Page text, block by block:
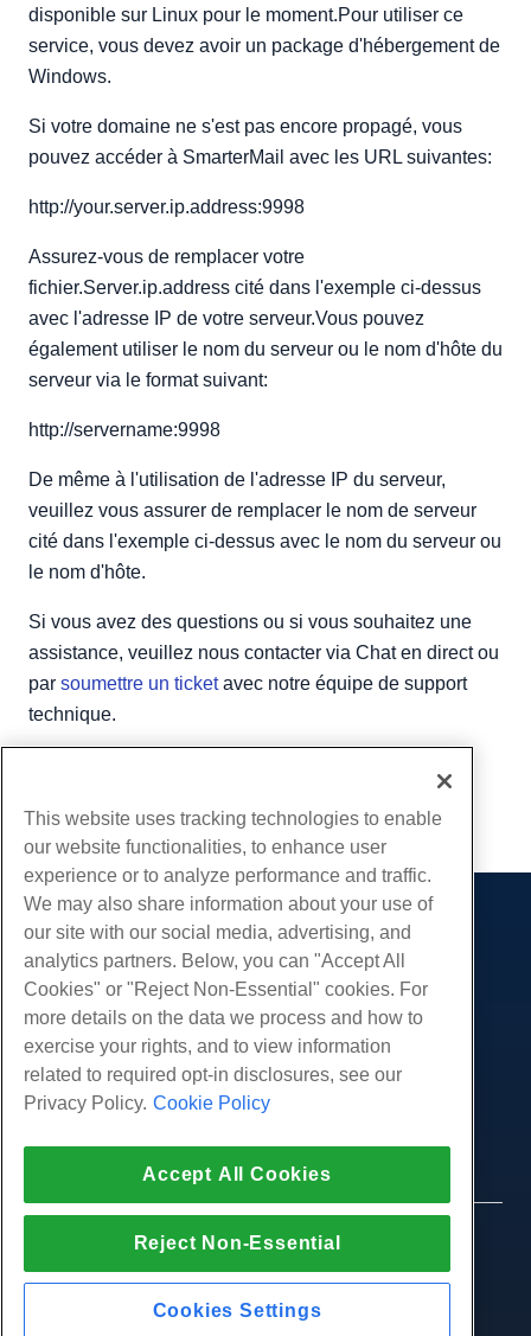
disponible sur Linux pour le moment.Pour utiliser ce
service, vous devez avoir un package d'hébergement de
Windows.
Si votre domaine ne s'est pas encore propagé, vous
pouvez accéder à SmarterMail avec les URL suivantes:
http://your.server.ip.address:9998
Assurez-vous de remplacer votre
fichier.Server.ip.address cité dans l'exemple ci-dessus
avec l'adresse IP de votre serveur.Vous pouvez
également utiliser le nom du serveur ou le nom d'hôte du
serveur via le format suivant:
http://servername:9998
De même à l'utilisation de l'adresse IP du serveur,
veuillez vous assurer de remplacer le nom de serveur
cité dans l'exemple ci-dessus avec le nom du serveur ou
le nom d'hôte.
Si vous avez des questions ou si vous souhaitez une
assistance, veuillez nous contacter via Chat en direct ou
par soumettre un ticketavec notre équipe de support
technique.
Copie URL
Des produits
Hébergement Web
Hébergement professionnel
Revendeur Hébergeur
Revendeur en marque blanche
Géré Linux VPS
Linux non gérés VPS
Windows gérés VPS
Windows non géré VPS
Serveurs Cloud
Équilibreurs de charge
Stockage de blocs
Prestations de service
Migrations de sites Web
Communauté
Documentation produit
Tutoriels
Compagnie
À propos de nous
Centres de données
presse
Politique de confidentialité
Forces de l'ordre
Accord d'affiliation
Chat en direct avec nous
Nous appeler (888) 404-1279
© 2010-2026 Hostwinds, une HostPapa Inc.
entreprise.
Tous les droits sont réservés.
This website uses tracking technologies to enable
our website functionalities, to enhance user
experience or to analyze performance and traffic.
We may also share information about your use of
our site with our social media, advertising, and
analytics partners. Below, you can "Accept All
Cookies" or "Reject Non-Essential" cookies. For
more details on the data we process and how to
exercise your rights, and to view information
related to required opt-in disclosures, see our
Privacy Policy. Cookie Policy
Accept All Cookies
Reject Non-Essential
Cookies Settings